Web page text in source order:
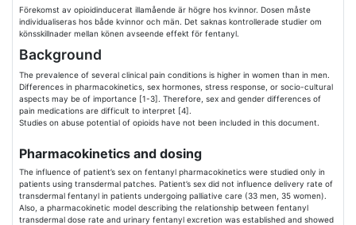
Förekomst av opioidinducerat illamående är högre hos kvinnor. Dosen måste
individualiseras hos både kvinnor och män. Det saknas kontrollerade studier om
könsskillnader mellan könen avseende effekt för fentanyl.
Background
The prevalence of several clinical pain conditions is higher in women than in men.
Differences in pharmacokinetics, sex hormones, stress response, or socio-cultural
aspects may be of importance [1-3]. Therefore, sex and gender differences of
pain medications are difficult to interpret [4].
Studies on abuse potential of opioids have not been included in this document.
Pharmacokinetics and dosing
The influence of patient’s sex on fentanyl pharmacokinetics were studied only in
patients using transdermal patches. Patient’s sex did not influence delivery rate of
transdermal fentanyl in patients undergoing palliative care (33 men, 35 women).
Also, a pharmacokinetic model describing the relationship between fentanyl
transdermal dose rate and urinary fentanyl excretion was established and showed